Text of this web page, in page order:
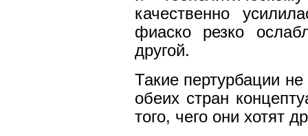
качественно
фиаско резко
другой.
Такие пертурбации
обеих стран
того, чего они хотят